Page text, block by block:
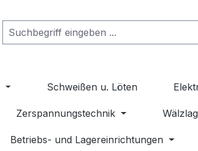
Schweißen u. Löten
Zerspannungstechnik
Betriebs- und Lagereinrichtungen